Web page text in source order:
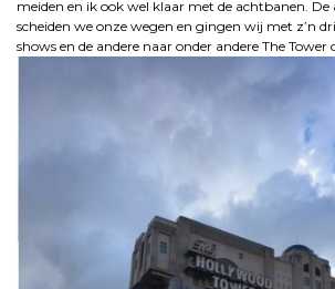
meiden en ik ook wel klaar met de achtbanen. De
scheiden we onze wegen en gingen wij met z’n
shows en de andere naar onder andere The Tower